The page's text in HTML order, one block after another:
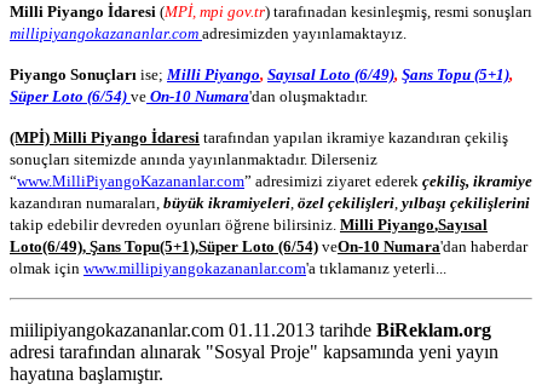
Milli Piyango İdaresi (MPİ, mpi gov.tr) tarafınadan kesinleşmiş, resmi sonuşları
millipiyangokazananlar.com adresimizden yayınlamaktayız.
Piyango Sonuçları ise; Milli Piyango, Sayısal Loto (6/49), Şans Topu (5+1),
Süper Loto (6/54) ve On-10 Numara'dan oluşmaktadır.
(MPİ) Milli Piyango İdaresi tarafından yapılan ikramiye kazandıran çekiliş
sonuçları sitemizde anında yayınlanmaktadır. Dilerseniz
“www.MilliPiyangoKazananlar.com” adresimizi ziyaret ederek çekiliş, ikramiye
kazandıran numaraları, büyük ikramiyeleri özel çekilişleri yılbaşı çekilişlerini
takip edebilir devreden oyunları öğrene bilirsiniz. Milli Piyango,Sayısal
Loto(6/49), Şans Topu(5+1),Süper Loto (6/54) veOn-10 Numara'dan haberdar
olmak için www.millipiyangokazananlar.com'a tıklamanız yeterli...
miilipiyangokazananlar.com 01.11.2013 tarihde BiReklam.org
adresi tarafından alınarak "Sosyal Proje" kapsamında yeni yayın
hayatına başlamıştır.